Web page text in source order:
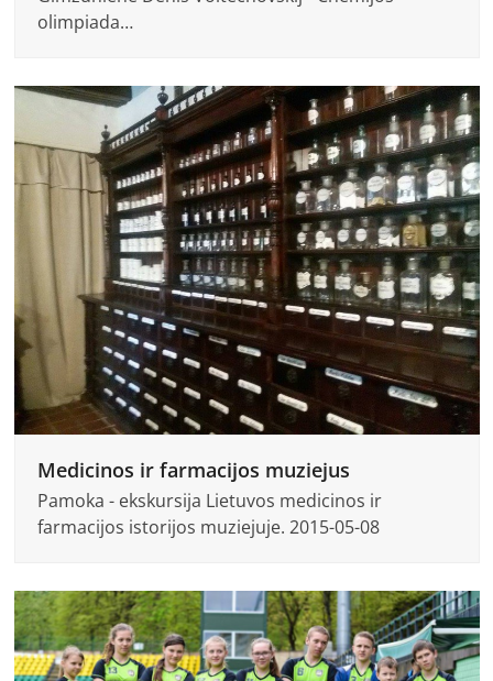
olimpiada…
Medicinos ir farmacijos muziejus
Pamoka - ekskursija Lietuvos medicinos ir
farmacijos istorijos muziejuje. 2015-05-08